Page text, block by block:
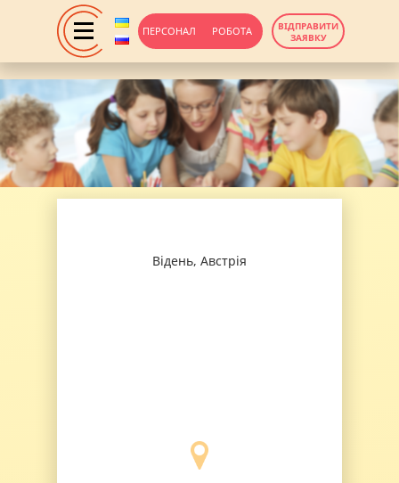
ПЕРСОНАЛ РОБОТА
ВІДПРАВИТИ
ЗАЯВКУ
Відень, Австрія